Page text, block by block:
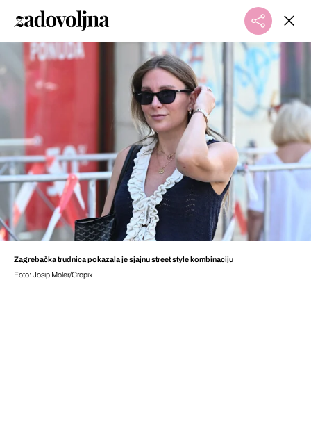
Zagrebačka trudnica pokazala je sjajnu street style kombinaciju
Foto: Josip Moler/Cropix